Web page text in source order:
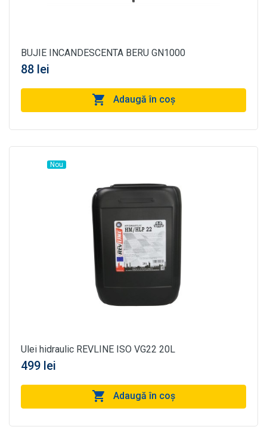
BUJIE INCANDESCENTA BERU GN1000
88 lei
Adaugă în coş
Nou
Ulei hidraulic REVLINE ISO VG22 20L
499 lei
Adaugă în coş